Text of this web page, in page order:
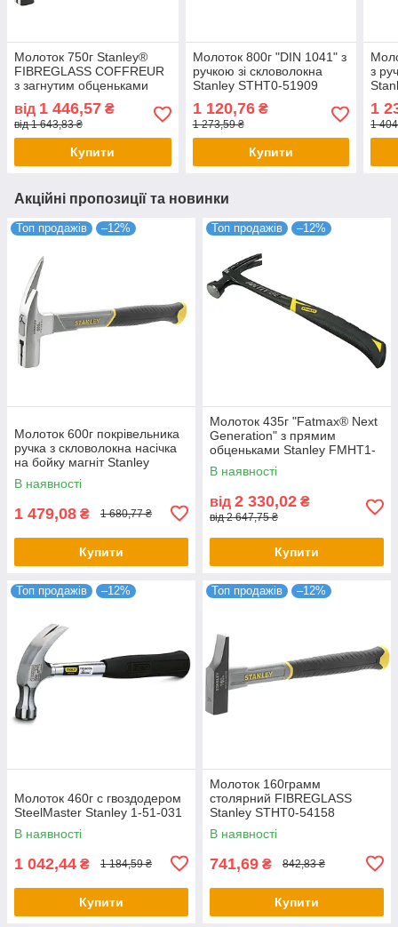
Молоток 750г Stanley®
FIBREGLASS COFFREUR
з загнутим обценьками
від 1 446,57 ₴
від 1 643,83 ₴
Купити
Молоток 800г "DIN 1041" з
ручкою зі скловолокна
Stanley STHT0-51909
1 120,76₴
1 273,59 ₴
Купити
з
1
1
Акційні пропозиції та новинки
Топ продажів –12%
Молоток 600г покрівельника
ручка з скловолокна насічка
на бойку магніт Stanley
STHT0-51312
В наявності
1 479,08 ₴ 1 680,77 ₴
Купити
Топ продажів –12%
Молоток 435г "Fatmax® Next
Generation" з прямим
обценьками Stanley FMHT1-
51276
В наявності
від 2 330,02 ₴
від 2 647,75 ₴
Купити
Топ продажів –12%
Молоток 460г с гвоздодером
SteelMaster Stanley 1-51-031
В наявності
1 042,44 ₴ 1 184,59 ₴
Купити
Топ продажів –12%
Молоток 160грамм
столярний FIBREGLASS
Stanley STHT0-54158
В наявності
741,69 ₴ 842,83 ₴
Купити